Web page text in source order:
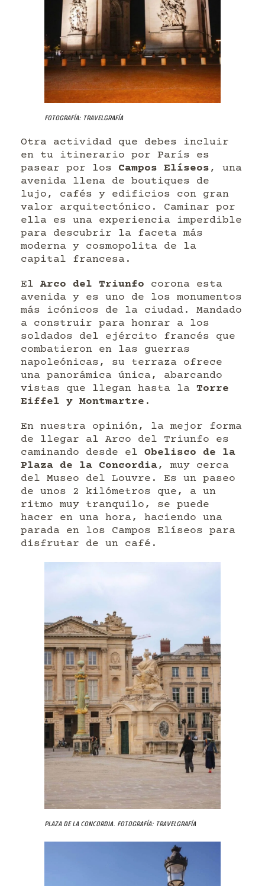
Fotografía: Travelgrafía
Otra actividad que debes incluir
en tu itinerario por París es
pasear por los Campos Elíseos , una
avenida llena de boutiques de
lujo, cafés y edificios con gran
valor arquitectónico. Caminar por
ella es una experiencia imperdible
para descubrir la faceta más
moderna y cosmopolita de la
capital francesa.
El Arco del Triunfo corona esta
avenida y es uno de los monumentos
más icónicos de la ciudad. Mandado
a construir para honrar a los
soldados del ejército francés que
combatieron en las guerras
napoleónicas, su terraza ofrece
una panorámica única, abarcando
vistas que llegan hasta la Torre
Eiffel y Montmartre .
En nuestra opinión, la mejor forma
de llegar al Arco del Triunfo es
caminando desde el Obelisco de la
Plaza de la Concordia, muy cerca
del Museo del Louvre. Es un paseo
de unos 2 kilómetros que, a un
ritmo muy tranquilo, se puede
hacer en una hora, haciendo una
parada en los Campos Elíseos para
disfrutar de un café.
Plaza de la Concordia. Fotografía: Travelgrafía